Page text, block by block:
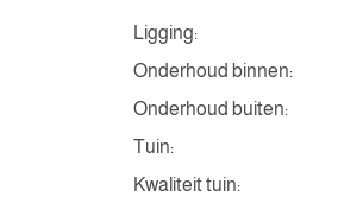
Ligging:
Onderhoud binnen:
Onderhoud buiten:
Tuin:
Kwaliteit tuin: